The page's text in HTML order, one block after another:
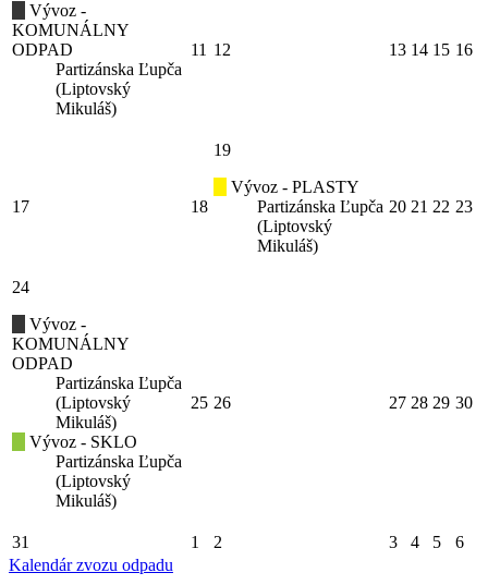
Vývoz -
KOMUNÁLNY
ODPAD
Partizánska Ľupča
(Liptovský
Mikuláš)
11 12 13 14 15 16
17 18
19
Vývoz - PLASTY
Partizánska Ľupča
(Liptovský
Mikuláš)
20 21 22 23
24
Vývoz -
KOMUNÁLNY
ODPAD
Partizánska Ľupča
(Liptovský
Mikuláš)
Vývoz - SKLO
Partizánska Ľupča
(Liptovský
Mikuláš)
25 26 27 28 29 30
31 1 2 3 4 5
6
Kalendár zvozu odpadu